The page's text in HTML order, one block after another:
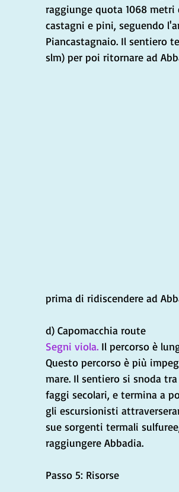
raggiunge quota 1068
castagni e pini, seguendo
Piancastagnaio. Il sentiero
slm) per poi ritornare ad
prima di ridiscendere ad
d) Capomacchia route
Segni viola. Il percorso è
Questo percorso è più
mare. Il sentiero si snoda
faggi secolari, e termina a
gli escursionisti
sue sorgenti termali
raggiungere Abbadia.
Passo 5: Risorse